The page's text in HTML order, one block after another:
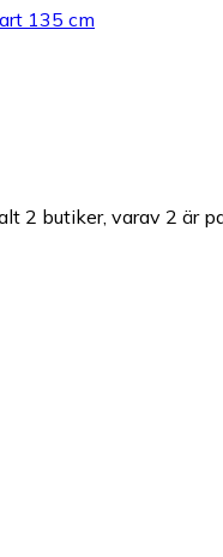
135 cm
2 butiker, varav 2 är